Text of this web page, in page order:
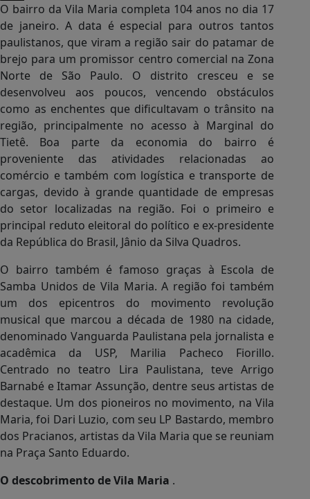
O bairro da Vila Maria completa 104 anos no dia 17
de janeiro. A data é especial para outros tantos
paulistanos, que viram a região sair do patamar de
brejo para um promissor centro comercial na Zona
Norte de São Paulo. O distrito cresceu e se
desenvolveu aos poucos, vencendo obstáculos
como as enchentes que dificultavam o trânsito na
região, principalmente no acesso à Marginal do
Tietê. Boa parte da economia do bairro é
proveniente das atividades relacionadas ao
comércio e também com logística e transporte de
cargas, devido à grande quantidade de empresas
do setor localizadas na região. Foi o primeiro e
principal reduto eleitoral do político e ex-presidente
da República do Brasil, Jânio da Silva Quadros.
O bairro também é famoso graças à Escola de
Samba Unidos de Vila Maria. A região foi também
um dos epicentros do movimento revolução
musical que marcou a década de 1980 na cidade,
denominado Vanguarda Paulistana pela jornalista e
acadêmica da USP, Marilia Pacheco Fiorillo.
Centrado no teatro Lira Paulistana, teve Arrigo
Barnabé e Itamar Assunção, dentre seus artistas de
destaque. Um dos pioneiros no movimento, na Vila
Maria, foi Dari Luzio, com seu LP Bastardo, membro
dos Pracianos, artistas da Vila Maria que se reuniam
na Praça Santo Eduardo.
O descobrimento de Vila Maria .